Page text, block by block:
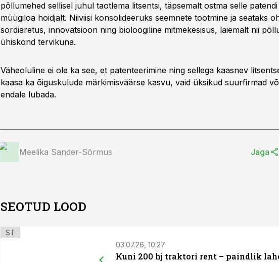
põllumehed sellisel juhul taotlema litsentsi, täpsemalt ostma selle
müügiloa hoidjalt. Niiviisi konsolideeruks seemnete tootmine ja seataks
sordiaretus, innovatsioon ning bioloogiline mitmekesisus, laiemalt nii
ühiskond tervikuna.
Väheoluline ei ole ka see, et patenteerimine ning sellega kaasnev
kaasa ka õiguskulude märkimisväärse kasvu, vaid üksikud suurfirmad
endale lubada.
Meelika Sander-Sõrmus Jaga
SEOTUD LOOD
ST
03.07.26, 10:27
Kuni 200 hj traktori rent – paindlik